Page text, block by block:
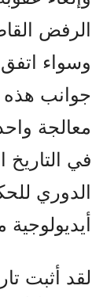
الرفض
وسواء
جوانب هذه
معالجة
في التاريخ
الدوري
أيديولوجية
لقد أثبت